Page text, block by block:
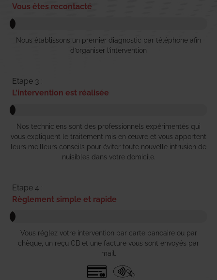
Vous êtes recontacté
Nous établissons un premier diagnostic par téléphone afin
d’organiser l’intervention
Etape 3 :
L'intervention est réalisée
Nos techniciens sont des professionnels expérimentés qui
vous expliquent le traitement mis en œuvre et vous apportent
leurs meilleurs conseils pour éviter toute nouvelle intrusion de
nuisibles dans votre domicile.
Etape 4 :
Règlement simple et rapide
Vous réglez votre intervention par carte bancaire ou par
chèque, un reçu CB et une facture vous sont envoyés par
mail.